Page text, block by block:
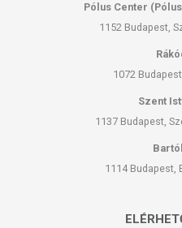
Pólus Center
1152 Budapest,
1072
Szent
1137 Budapest,
1114 Budapest,